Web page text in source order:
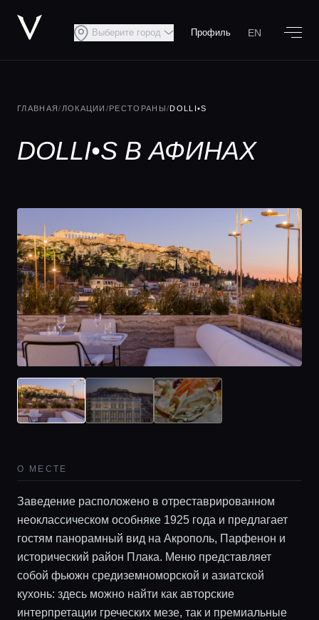
Выберите город Профиль EN
ГЛАВНАЯ/ ЛОКАЦИИ /РЕСТОРАНЫ/DOLLI•S
DOLLI•S В АФИНАХ
О МЕСТЕ
Заведение расположено в отреставрированном
неоклассическом особняке 1925 года и предлагает
гостям панорамный вид на Акрополь, Парфенон и
исторический район Плака. Меню представляет
собой фьюжн средиземноморской и азиатской
кухонь: здесь можно найти как авторские
интерпретации греческих мезе, так и премиальные